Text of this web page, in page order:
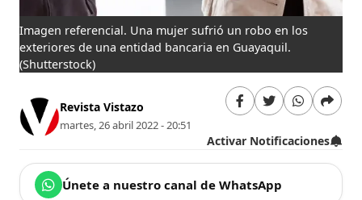
Imagen referencial. Una mujer sufrió un robo en los
exteriores de una entidad bancaria en Guayaquil.
(Shutterstock)
Revista Vistazo
martes, 26 abril 2022 - 20:51
Activar Notificaciones
Únete a nuestro canal de WhatsApp